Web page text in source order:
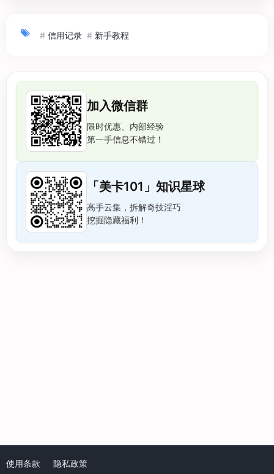
# 信用记录 # 新手教程
加入微信群
限时优惠、内部经验
第一手信息不错过！
「美卡101」知识星球
高手云集，拆解奇技淫巧
挖掘隐藏福利！
使用条款 隐私政策